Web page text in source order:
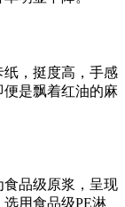
，挺度高，手感
是飘着红油的麻
品级原浆，呈现
用食品级PE淋